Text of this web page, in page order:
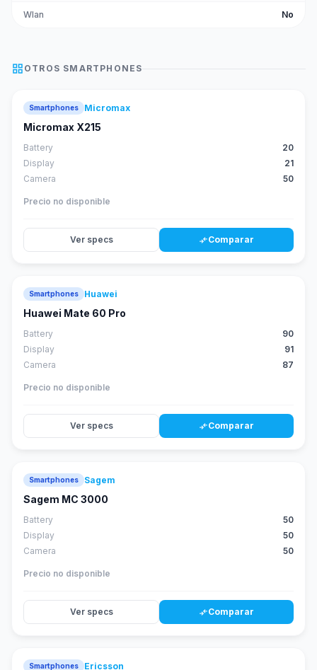
Wlan No
grid_view OTROS SMARTPHONES
Smartphones Micromax
Micromax X215
Battery
20
Display
21
Camera
50
Precio no disponible
Ver specs compare_arrowsComparar
Smartphones Huawei
Huawei Mate 60 Pro
Battery
90
Display
91
Camera
87
Precio no disponible
Ver specs compare_arrowsComparar
Smartphones Sagem
Sagem MC 3000
Battery
50
Display
50
Camera
50
Precio no disponible
Ver specs compare_arrowsComparar
Smartphones Ericsson